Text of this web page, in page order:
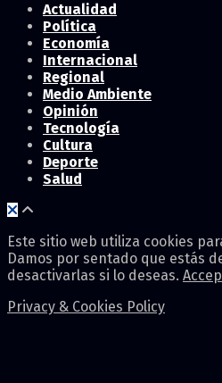
Actualidad
Política
Economía
Internacional
Regional
Medio Ambiente
Opinión
Tecnología
Cultura
Deporte
Salud
Este sitio web utiliza cookies
Damos por sentado que estás
desactivarlas si lo deseas.
Privacy & Cookies Policy